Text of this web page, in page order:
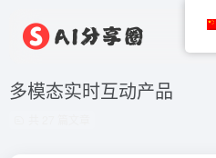
多模态实时互动产品